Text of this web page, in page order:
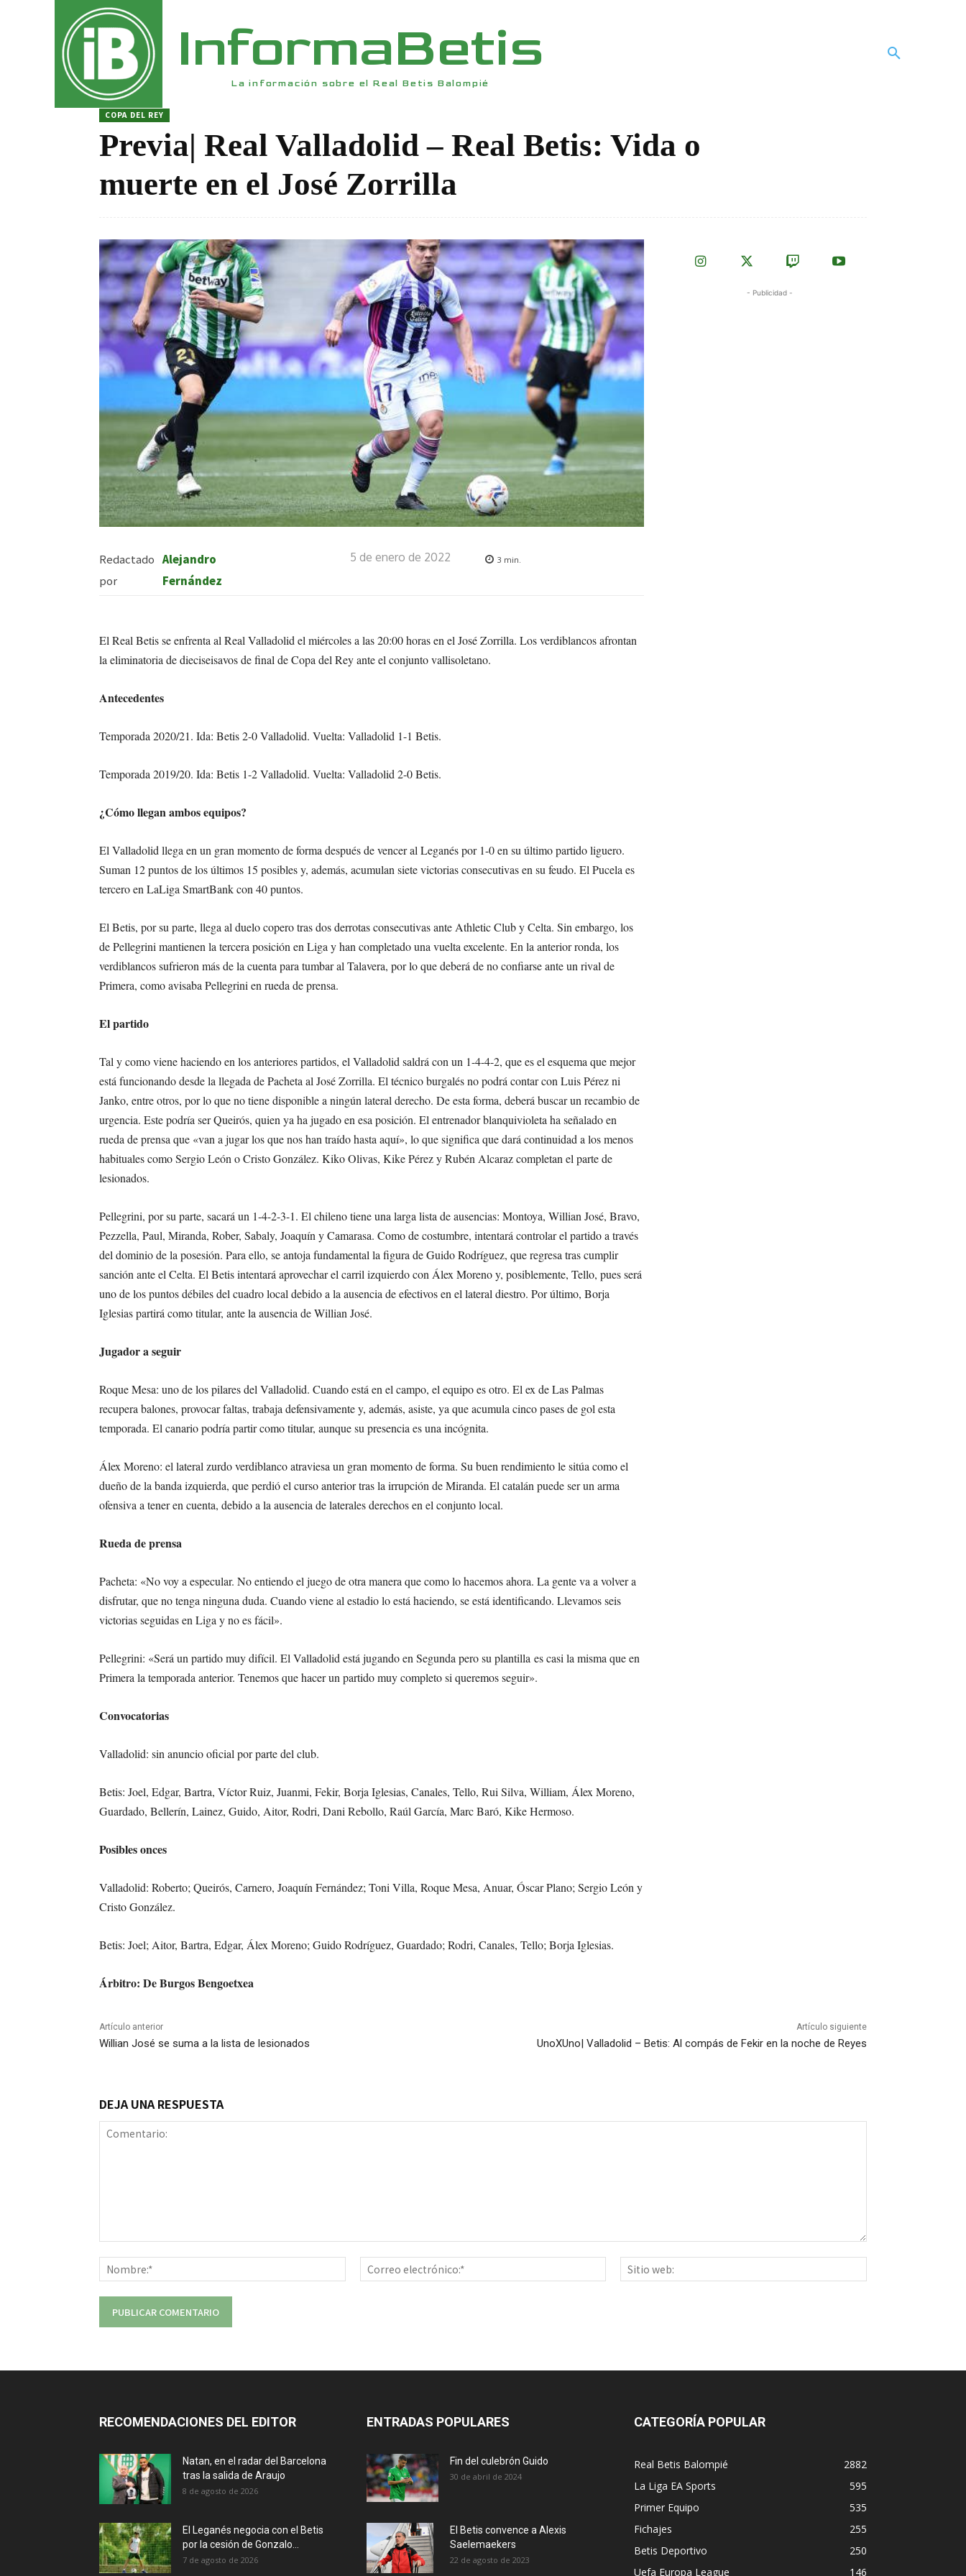
InformaBetis
La información sobre el Real Betis Balompié
COPA DEL REY
Previa| Real Valladolid – Real Betis: Vida o
muerte en el José Zorrilla
Redactado
por
Alejandro
Fernández
5 de enero de 2022 3 min.
El Real Betis se enfrenta al Real Valladolid el miércoles a las 20:00 horas en el José Zorrilla. Los verdiblancos afrontan
la eliminatoria de dieciseisavos de final de Copa del Rey ante el conjunto vallisoletano.
Antecedentes
Temporada 2020/21. Ida: Betis 2-0 Valladolid. Vuelta: Valladolid 1-1 Betis.
Temporada 2019/20. Ida: Betis 1-2 Valladolid. Vuelta: Valladolid 2-0 Betis.
¿Cómo llegan ambos equipos?
El Valladolid llega en un gran momento de forma después de vencer al Leganés por 1-0 en su último partido liguero.
Suman 12 puntos de los últimos 15 posibles y, además, acumulan siete victorias consecutivas en su feudo. El Pucela es
tercero en LaLiga SmartBank con 40 puntos.
El Betis, por su parte, llega al duelo copero tras dos derrotas consecutivas ante Athletic Club y Celta. Sin embargo, los
de Pellegrini mantienen la tercera posición en Liga y han completado una vuelta excelente. En la anterior ronda, los
verdiblancos sufrieron más de la cuenta para tumbar al Talavera, por lo que deberá de no confiarse ante un rival de
Primera, como avisaba Pellegrini en rueda de prensa.
El partido
Tal y como viene haciendo en los anteriores partidos, el Valladolid saldrá con un 1-4-4-2, que es el esquema que mejor
está funcionando desde la llegada de Pacheta al José Zorrilla. El técnico burgalés no podrá contar con Luis Pérez ni
Janko, entre otros, por lo que no tiene disponible a ningún lateral derecho. De esta forma, deberá buscar un recambio de
urgencia. Este podría ser Queirós, quien ya ha jugado en esa posición. El entrenador blanquivioleta ha señalado en
rueda de prensa que «van a jugar los que nos han traído hasta aquí», lo que significa que dará continuidad a los menos
habituales como Sergio León o Cristo González. Kiko Olivas, Kike Pérez y Rubén Alcaraz completan el parte de
lesionados.
Pellegrini, por su parte, sacará un 1-4-2-3-1. El chileno tiene una larga lista de ausencias: Montoya, Willian José, Bravo,
Pezzella, Paul, Miranda, Rober, Sabaly, Joaquín y Camarasa. Como de costumbre, intentará controlar el partido a través
del dominio de la posesión. Para ello, se antoja fundamental la figura de Guido Rodríguez, que regresa tras cumplir
sanción ante el Celta. El Betis intentará aprovechar el carril izquierdo con Álex Moreno y, posiblemente, Tello, pues será
uno de los puntos débiles del cuadro local debido a la ausencia de efectivos en el lateral diestro. Por último, Borja
Iglesias partirá como titular, ante la ausencia de Willian José.
Jugador a seguir
Roque Mesa: uno de los pilares del Valladolid. Cuando está en el campo, el equipo es otro. El ex de Las Palmas
recupera balones, provocar faltas, trabaja defensivamente y, además, asiste, ya que acumula cinco pases de gol esta
temporada. El canario podría partir como titular, aunque su presencia es una incógnita.
Álex Moreno: el lateral zurdo verdiblanco atraviesa un gran momento de forma. Su buen rendimiento le sitúa como el
dueño de la banda izquierda, que perdió el curso anterior tras la irrupción de Miranda. El catalán puede ser un arma
ofensiva a tener en cuenta, debido a la ausencia de laterales derechos en el conjunto local.
Rueda de prensa
Pacheta: «No voy a especular. No entiendo el juego de otra manera que como lo hacemos ahora. La gente va a volver a
disfrutar, que no tenga ninguna duda. Cuando viene al estadio lo está haciendo, se está identificando. Llevamos seis
victorias seguidas en Liga y no es fácil».
Pellegrini: «Será un partido muy difícil. El Valladolid está jugando en Segunda pero su plantilla es casi la misma que en
Primera la temporada anterior. Tenemos que hacer un partido muy completo si queremos seguir».
Convocatorias
Valladolid: sin anuncio oficial por parte del club.
Betis: Joel, Edgar, Bartra, Víctor Ruiz, Juanmi, Fekir, Borja Iglesias, Canales, Tello, Rui Silva, William, Álex Moreno,
Guardado, Bellerín, Lainez, Guido, Aitor, Rodri, Dani Rebollo, Raúl García, Marc Baró, Kike Hermoso.
Posibles onces
Valladolid: Roberto; Queirós, Carnero, Joaquín Fernández; Toni Villa, Roque Mesa, Anuar, Óscar Plano; Sergio León y
Cristo González.
Betis: Joel; Aitor, Bartra, Edgar, Álex Moreno; Guido Rodríguez, Guardado; Rodri, Canales, Tello; Borja Iglesias.
Árbitro: De Burgos Bengoetxea
- Publicidad -
Artículo anterior
Willian José se suma a la lista de lesionados
Artículo siguiente
UnoXUno| Valladolid – Betis: Al compás de Fekir en la noche de Reyes
DEJA UNA RESPUESTA
Nombre:*
Correo
electrónico:*
web:
RECOMENDACIONES DEL EDITOR
Natan, en el radar del Barcelona
tras la salida de Araujo
8 de agosto de 2026
El Leganés negocia con el Betis
por la cesión de Gonzalo...
7 de agosto de 2026
ENTRADAS POPULARES
Fin del culebrón Guido
30 de abril de 2024
El Betis convence a Alexis
Saelemaekers
22 de agosto de 2023
CATEGORÍA POPULAR
Real Betis Balompié
2882
La Liga EA Sports
595
Primer Equipo
535
Fichajes
255
Betis Deportivo
250
Uefa Europa League
146